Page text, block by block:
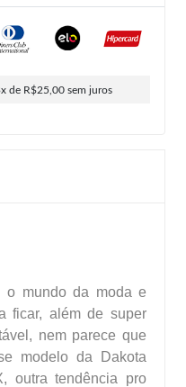
de R$25,00 sem juros
o mundo da moda e
ficar, além de super
nem parece que
modelo da Dakota
outra tendência pro